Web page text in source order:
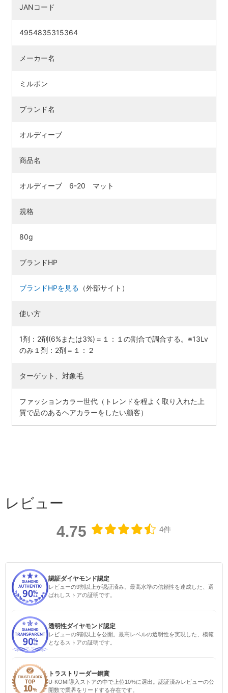
JANコード
4954835315364
メーカー名
ミルボン
ブランド名
オルディーブ
商品名
オルディーブ 6-20 マット
規格
80g
ブランドHP
ブランドHPを見る （外部サイト）
使い方
1剤：2剤(6%または3%)＝１：１の割合で調合する。※13Lv
のみ１剤：2剤＝１：２
ターゲット、対象毛
ファッションカラー世代（トレンドを程よく取り入れた上
質で品のあるヘアカラーをしたい顧客）
レビュー
4.75 4件
認証ダイヤモンド認定
レビューの9割以上が認証済み。最高水準の信頼性を達成した、選
ばれしストアの証明です。
透明性ダイヤモンド認定
レビューの9割以上を公開。最高レベルの透明性を実現した、模範
となるストアの証明です。
トラストリーダー銅賞
U-KOMI導入ストアの中で上位10%に選出。認証済みレビューの公
開数で業界をリードする存在です。